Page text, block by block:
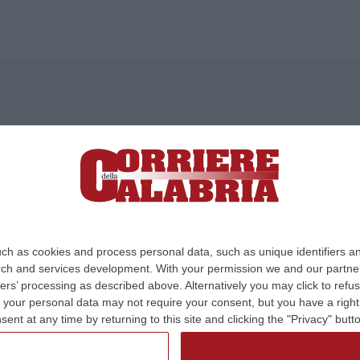
as cookies and process personal data, such as unique identifiers
and services development. With your permission we and our
processing as described above. Alternatively you may click to
personal data may not require your consent, but you have a
at any time by returning to this site and clicking the "Privacy"
Lamezia Terme (CZ)
responsabile Paola Militano |Privacy
Design: cfweb